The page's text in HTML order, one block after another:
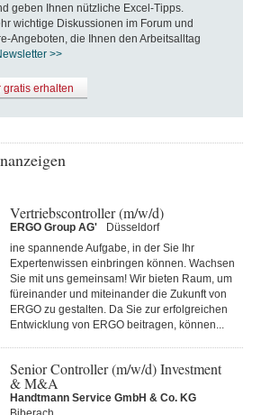
geben Ihnen nützliche Excel-Tipps.
wichtige Diskussionen im Forum und
Angeboten, die Ihnen den Arbeitsalltag
>>
gratis erhalten
Vertriebscontroller (m/w/d)
ERGO Group AG'
Düsseldorf
ine spannende Aufgabe, in der Sie Ihr
Expertenwissen einbringen können. Wachsen
Sie mit uns gemeinsam! Wir bieten Raum, um
füreinander und miteinander die Zukunft von
ERGO zu gestalten. Da Sie zur erfolgreichen
Entwicklung von ERGO beitragen, können...
Senior Controller (m/w/d) Investment
& M&A
Handtmann Service GmbH & Co. KG